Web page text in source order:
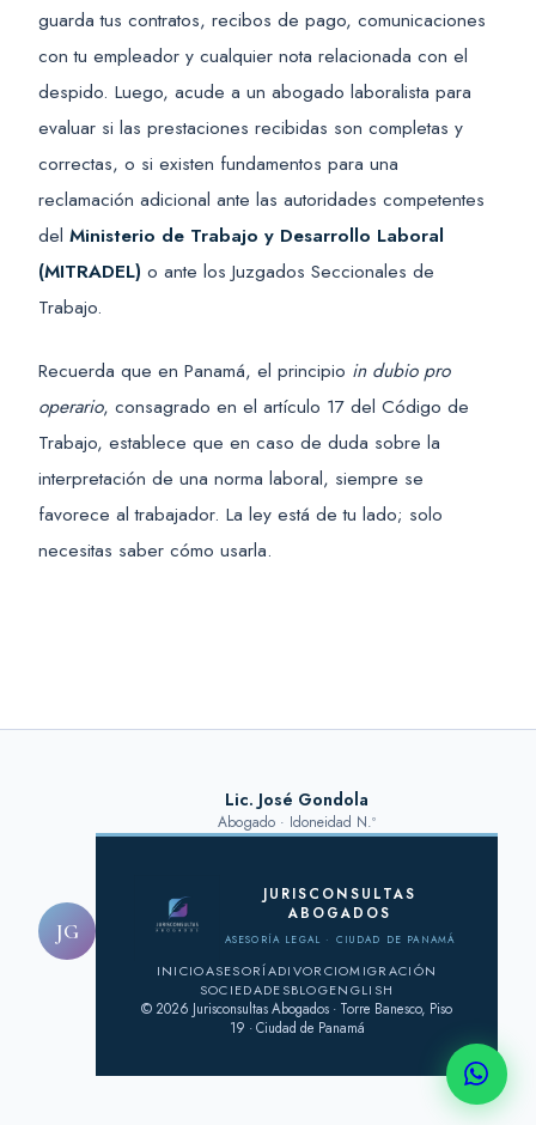
guarda tus contratos, recibos de pago, comunicaciones
con tu empleador y cualquier nota relacionada con el
despido. Luego, acude a un abogado laboralista para
evaluar si las prestaciones recibidas son completas y
correctas, o si existen fundamentos para una
reclamación adicional ante las autoridades competentes
del Ministerio de Trabajo y Desarrollo Laboral
(MITRADEL) o ante los Juzgados Seccionales de
Trabajo.
Recuerda que en Panamá, el principio in dubio pro
operario, consagrado en el artículo 17 del Código de
Trabajo, establece que en caso de duda sobre la
interpretación de una norma laboral, siempre se
favorece al trabajador. La ley está de tu lado; solo
necesitas saber cómo usarla.
JG
Lic. José Gondola
Abogado · Idoneidad N.º
JURISCONSULTAS
ABOGADOS
ASESORÍA LEGAL · CIUDAD DE PANAMÁ
INICIOASESORÍADIVORCIOMIGRACIÓN
SOCIEDADESBLOGENGLISH
© 2026 Jurisconsultas Abogados · Torre Banesco, Piso
19 · Ciudad de Panamá